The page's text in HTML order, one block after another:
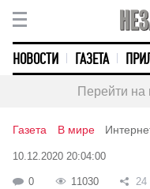
НОВОСТИ ГАЗЕТА
Перейти на
Газета В мире
10.12.2020 20:04:00
0 11030 24